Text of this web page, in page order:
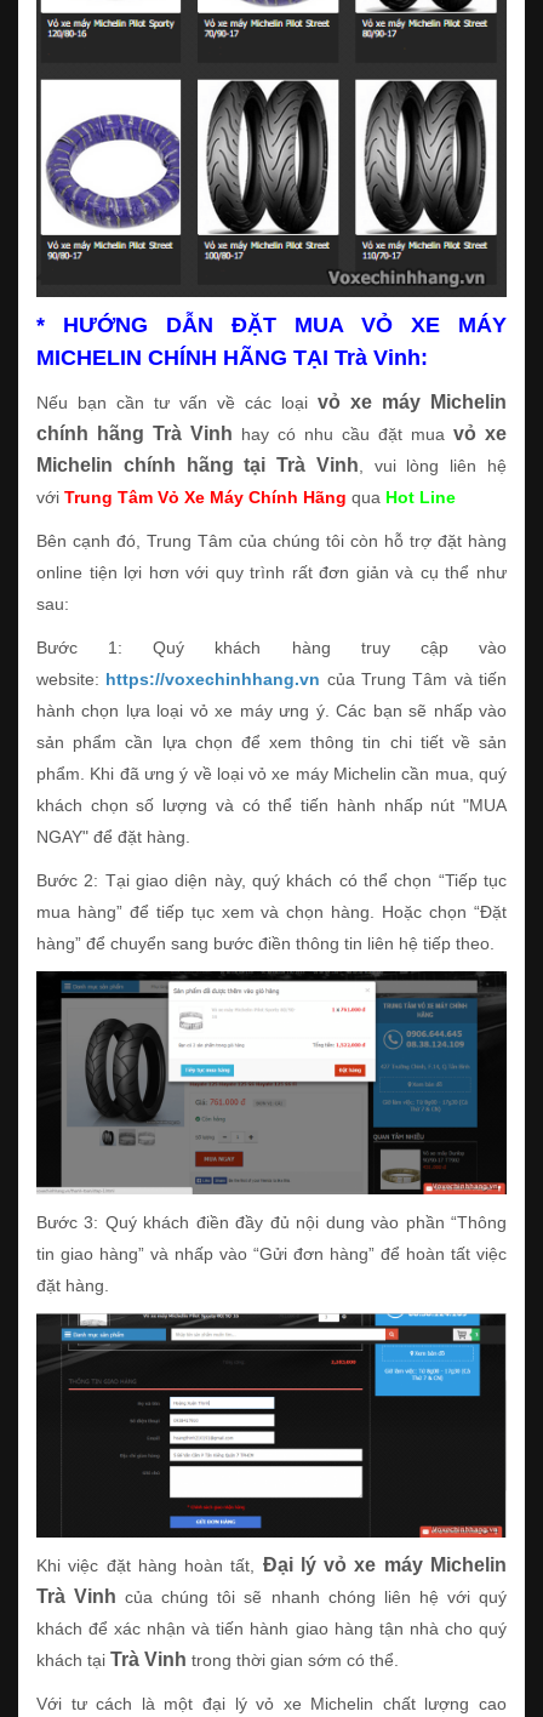
* HƯỚNG DẪN ĐẶT MUA VỎ XE MÁY
MICHELIN CHÍNH HÃNG TẠI Trà Vinh:
Nếu bạn cần tư vấn về các loại vỏ xe máy Michelin
chính hãng Trà Vinh hay có nhu cầu đặt mua vỏ xe
Michelin chính hãng tại Trà Vinh, vui lòng liên hệ
với Trung Tâm Vỏ Xe Máy Chính Hãng qua Hot Line
Bên cạnh đó, Trung Tâm của chúng tôi còn hỗ trợ đặt hàng
online tiện lợi hơn với quy trình rất đơn giản và cụ thể như
sau:
Bước 1: Quý khách hàng truy cập vào
website: https://voxechinhhang.vn của Trung Tâm và tiến
hành chọn lựa loại vỏ xe máy ưng ý. Các bạn sẽ nhấp vào
sản phẩm cần lựa chọn để xem thông tin chi tiết về sản
phẩm. Khi đã ưng ý về loại vỏ xe máy Michelin cần mua, quý
khách chọn số lượng và có thể tiến hành nhấp nút "MUA
NGAY" để đặt hàng.
Bước 2: Tại giao diện này, quý khách có thể chọn “Tiếp tục
mua hàng” để tiếp tục xem và chọn hàng. Hoặc chọn “Đặt
hàng” để chuyển sang bước điền thông tin liên hệ tiếp theo.
Bước 3: Quý khách điền đầy đủ nội dung vào phần “Thông
tin giao hàng” và nhấp vào “Gửi đơn hàng” để hoàn tất việc
đặt hàng.
Khi việc đặt hàng hoàn tất, Đại lý vỏ xe máy Michelin
Trà Vinh của chúng tôi sẽ nhanh chóng liên hệ với quý
khách để xác nhận và tiến hành giao hàng tận nhà cho quý
khách tại Trà Vinh trong thời gian sớm có thể.
Với tư cách là một đại lý vỏ xe Michelin chất lượng cao